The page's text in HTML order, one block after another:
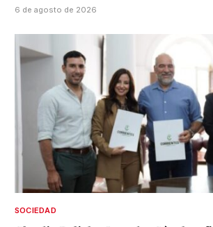
6 de agosto de 2026
SOCIEDAD